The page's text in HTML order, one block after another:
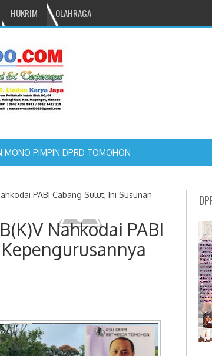
HUKRIM OLAHRAGA
PABI Cabang Sulut, Ini Susunan
Nahkodai PABI